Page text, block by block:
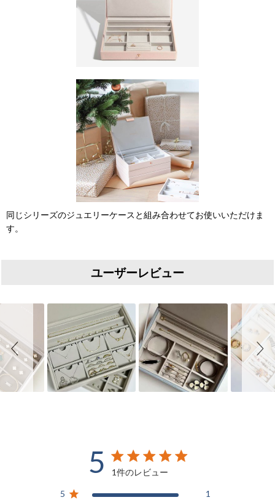
同じシリーズのジュエリーケースと組み合わせてお使いいただけま
す。
ユーザーレビュー
Slide controls
5 5 out of 5 stars 1 total reviews
1件のレビュー
5
1